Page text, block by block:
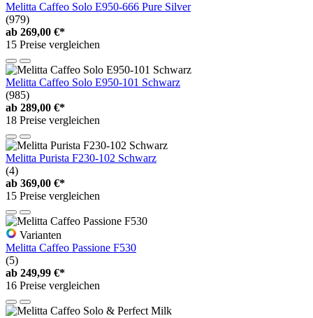
Melitta Caffeo Solo E950-666 Pure Silver
(979)
ab 269,00 €*
15 Preise vergleichen
Melitta Caffeo Solo E950-101 Schwarz
(985)
ab 289,00 €*
18 Preise vergleichen
Melitta Purista F230-102 Schwarz
(4)
ab 369,00 €*
15 Preise vergleichen
Varianten
Melitta Caffeo Passione F530
(5)
ab 249,99 €*
16 Preise vergleichen